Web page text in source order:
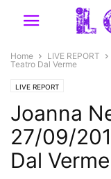
Home LIVE REPORT
Teatro Dal Verme
LIVE REPORT
Joanna
27/09/
Dal Verme